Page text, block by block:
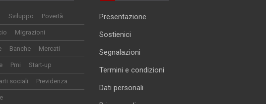
Sviluppo Povertà
Migrazioni
Banche Mercati
Pmi Start-up
sociali Previdenza
Presentazione
Sostienici
Segnalazioni
Termini e condizioni
Dati personali